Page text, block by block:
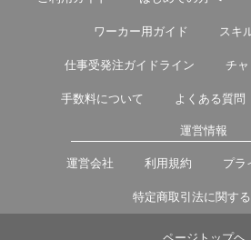
ワーカー用ガイド スキ
仕事受発注ガイドライン チ
手数料について よくある質問
運営情報
運営会社 利用規約 プラ
特定商取引法に関す